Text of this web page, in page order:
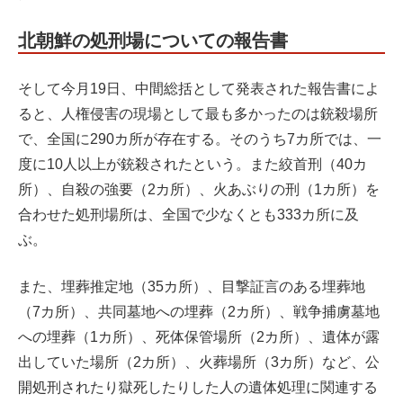
北朝鮮の処刑場についての報告書
そして今月19日、中間総括として発表された報告書によ
ると、人権侵害の現場として最も多かったのは銃殺場所
で、全国に290カ所が存在する。そのうち7カ所では、一
度に10人以上が銃殺されたという。また絞首刑（40カ
所）、自殺の強要（2カ所）、火あぶりの刑（1カ所）を
合わせた処刑場所は、全国で少なくとも333カ所に及
ぶ。
また、埋葬推定地（35カ所）、目撃証言のある埋葬地
（7カ所）、共同墓地への埋葬（2カ所）、戦争捕虜墓地
への埋葬（1カ所）、死体保管場所（2カ所）、遺体が露
出していた場所（2カ所）、火葬場所（3カ所）など、公
開処刑されたり獄死したりした人の遺体処理に関連する